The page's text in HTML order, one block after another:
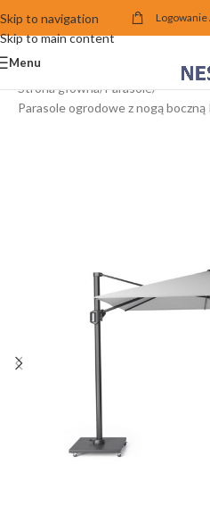
Skip to navigation
Skip to main content
Logowanie
Menu
Strona główna/Parasole/
Parasole ogrodowe z nogą